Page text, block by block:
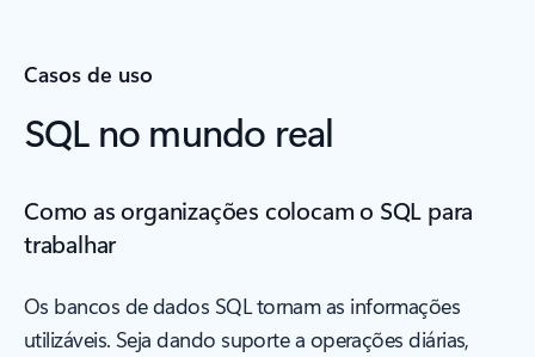
Casos de uso
SQL no mundo real
Como as organizações colocam o SQL para
trabalhar
Os bancos de dados SQL tornam as informações
utilizáveis. Seja dando suporte a operações diárias,